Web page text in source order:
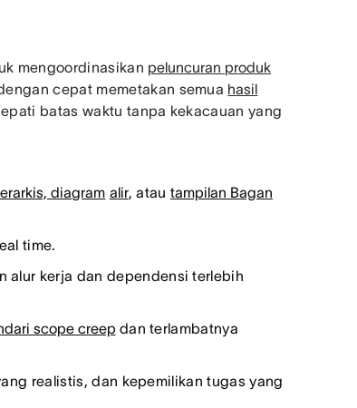
mengoordinasikan peluncuran produk
cepat memetakan semua hasil
batas waktu tanpa kekacauan yang
diagram alir, atau tampilan Bagan
time.
alur kerja dan dependensi terlebih
scope creep dan terlambatnya
realistis, dan kepemilikan tugas yang